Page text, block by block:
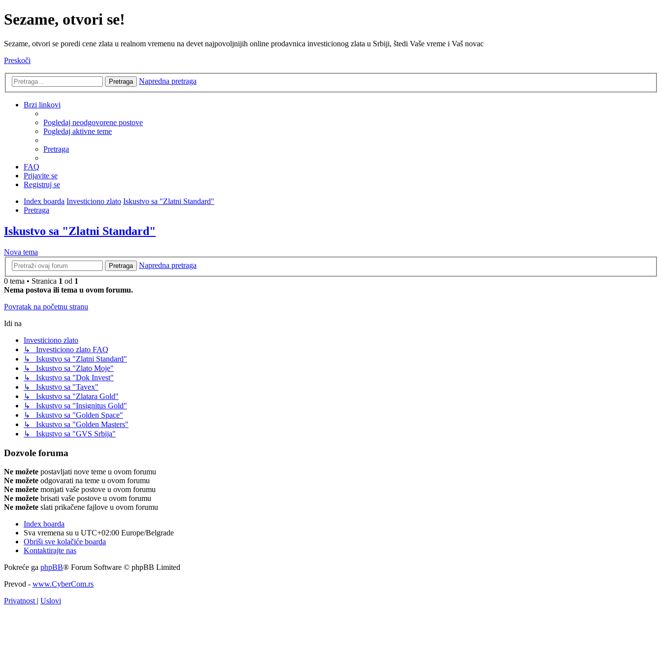
Sezame, otvori se!
Sezame, otvori se poredi cene zlata u realnom vremenu na devet najpovoljnijih online prodavnica investicionog zlata u Srbiji, štedi Vaše vreme i Vaš novac
Preskoči
Pretraga Napredna pretraga
Brzi linkovi
Pogledaj neodgovorene postove
Pogledaj aktivne teme
Pretraga
FAQ
Prijavite se
Registruj se
Index boarda Investiciono zlato Iskustvo sa "Zlatni Standard"
Pretraga
Iskustvo sa "Zlatni Standard"
Nova tema
Pretraga
Napredna pretraga
0 tema • Stranica 1 od 1
Nema postova ili tema u ovom forumu.
Povratak na početnu stranu
Idi na
Investiciono zlato
↳ Investiciono zlato FAQ
↳ Iskustvo sa "Zlatni Standard"
↳ Iskustvo sa "Zlato Moje"
↳ Iskustvo sa "Dok Invest"
↳ Iskustvo sa "Tavex"
↳ Iskustvo sa "Zlatara Gold"
↳ Iskustvo sa "Insignitus Gold"
↳ Iskustvo sa "Golden Space"
↳ Iskustvo sa "Golden Masters"
↳ Iskustvo sa "GVS Srbija"
Dozvole foruma
Ne možete postavljati nove teme u ovom forumu
Ne možete odgovarati na teme u ovom forumu
Ne možete monjati vaše postove u ovom forumu
Ne možete brisati vaše postove u ovom forumu
Ne možete slati prikačene fajlove u ovom forumu
Index boarda
Sva vremena su u UTC+02:00 Europe/Belgrade
Obriši sve kolačiće boarda
Kontaktirajte nas
Pokreće ga phpBB® Forum Software © phpBB Limited
Prevod - www.CyberCom.rs
Privatnost | Uslovi